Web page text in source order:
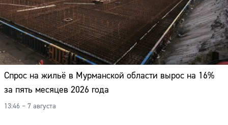
Спрос на жильё в Мурманской области вырос на 16%
за пять месяцев 2026 года
13:46 – 7 августа